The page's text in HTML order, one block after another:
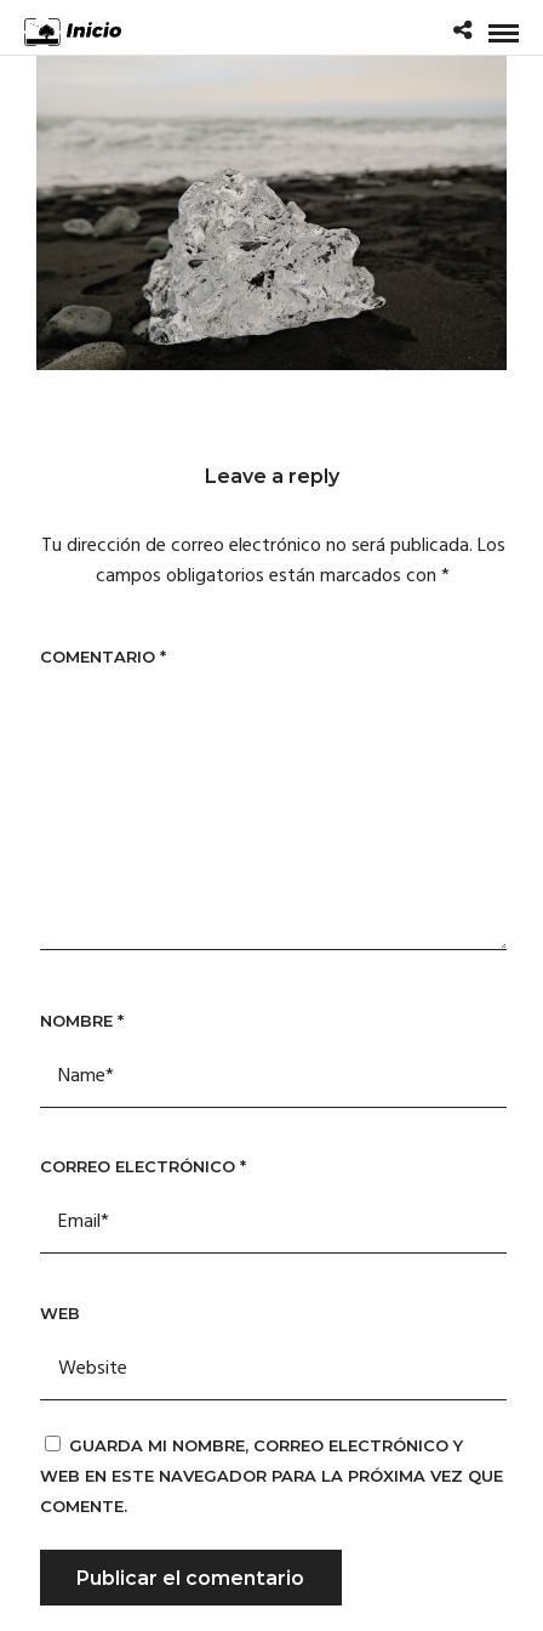
Leave a reply
Tu dirección de correo electrónico no será publicada.Los
campos obligatorios están marcados con*
COMENTARIO *
NOMBRE *
CORREO ELECTRÓNICO *
WEB
GUARDA MI NOMBRE, CORREO ELECTRÓNICO Y
WEB EN ESTE NAVEGADOR PARA LA PRÓXIMA VEZ QUE
COMENTE.